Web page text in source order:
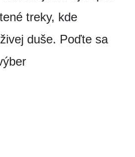
treky, kde
duše. Poďte sa